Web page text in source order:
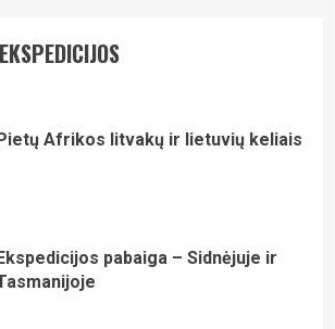
Pietų Afrikos litvakų ir lietuvių keliais
Ekspedicijos pabaiga – Sidnėjuje ir